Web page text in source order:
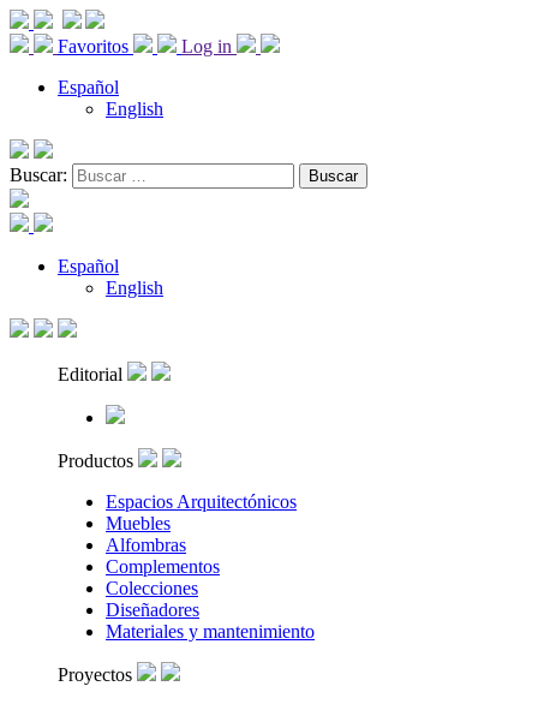
Favoritos
Log in
Español
English
Buscar:
Español
English
Editorial
Productos
Espacios Arquitectónicos
Muebles
Alfombras
Complementos
Colecciones
Diseñadores
Materiales y mantenimiento
Proyectos